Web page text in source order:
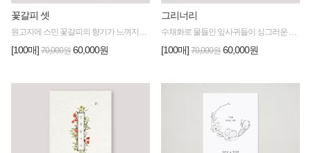
꽃갈피 셋
[100매] 70,000원 60,000원
그리너리
[100매]70,000원60,000원